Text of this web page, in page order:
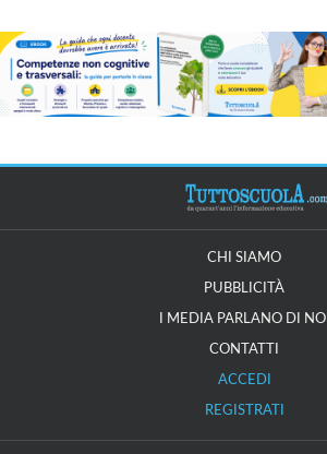
CHI SIAMO
PUBBLICITÀ
I MEDIA PARLANO DI NOI
CONTATTI
ACCEDI
REGISTRATI